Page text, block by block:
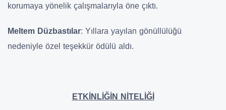
korumaya yönelik çalışmalarıyla öne çıktı.
Meltem Düzbastılar: Yıllara yayılan gönüllülüğü
nedeniyle özel teşekkür ödülü aldı.
ETKİNLİĞİN NİTELİĞİ